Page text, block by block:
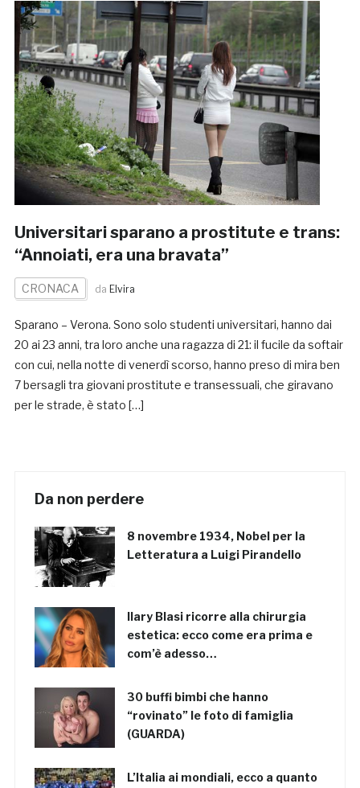
Universitari sparano a prostitute e trans:
“Annoiati, era una bravata”
CRONACA da Elvira
Sparano – Verona. Sono solo studenti universitari, hanno dai
20 ai 23 anni, tra loro anche una ragazza di 21: il fucile da softair
con cui, nella notte di venerdì scorso, hanno preso di mira ben
7 bersagli tra giovani prostitute e transessuali, che giravano
per le strade, è stato […]
Da non perdere
8 novembre 1934, Nobel per la
Letteratura a Luigi Pirandello
Ilary Blasi ricorre alla chirurgia
estetica: ecco come era prima e
com’è adesso…
30 buffi bimbi che hanno
“rovinato” le foto di famiglia
(GUARDA)
L’Italia ai mondiali, ecco a quanto